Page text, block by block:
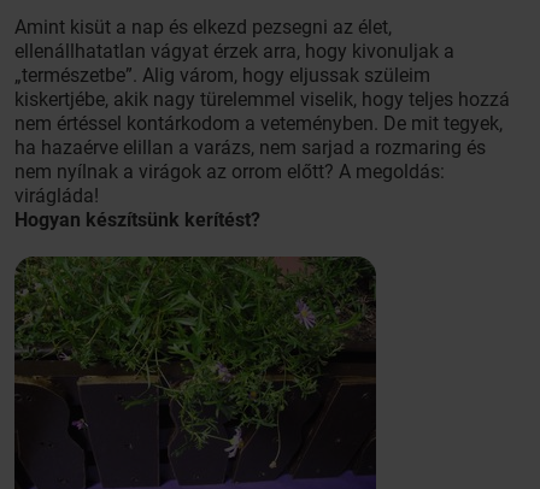
Amint kisüt a nap és elkezd pezsegni az élet,
ellenállhatatlan vágyat érzek arra, hogy kivonuljak a
„természetbe”. Alig várom, hogy eljussak szüleim
kiskertjébe, akik nagy türelemmel viselik, hogy teljes hozzá
nem értéssel kontárkodom a veteményben. De mit tegyek,
ha hazaérve elillan a varázs, nem sarjad a rozmaring és
nem nyílnak a virágok az orrom előtt? A megoldás:
virágláda!
Hogyan készítsünk kerítést?